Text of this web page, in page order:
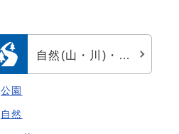
自然(山・川)・公園
公園
自然